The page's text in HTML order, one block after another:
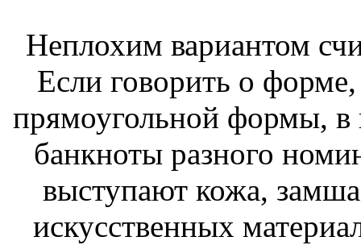
Неплохим вариантом
Если говорить о
прямоугольной формы, в
банкноты разного
выступают кожа,
искусственных